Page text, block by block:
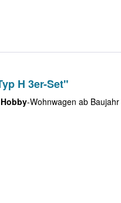
H 3er-Set"
Hobby-Wohnwagen ab Baujahr